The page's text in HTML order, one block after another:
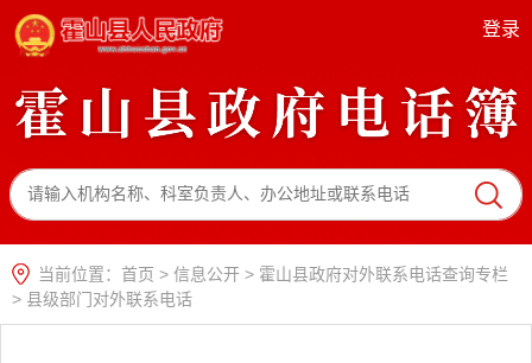
登录
当前位置： 首页 > 信息公开 > 霍山县政府对外联系电话查询专栏
> 县级部门对外联系电话